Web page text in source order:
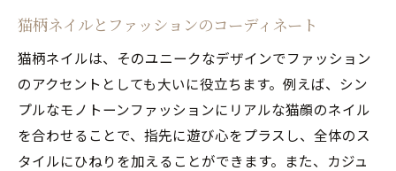
猫柄ネイルとファッションのコーディネート
猫柄ネイルは、そのユニークなデザインでファッション
のアクセントとしても大いに役立ちます。例えば、シン
プルなモノトーンファッションにリアルな猫顔のネイル
を合わせることで、指先に遊び心をプラスし、全体のス
タイルにひねりを加えることができます。また、カジュ